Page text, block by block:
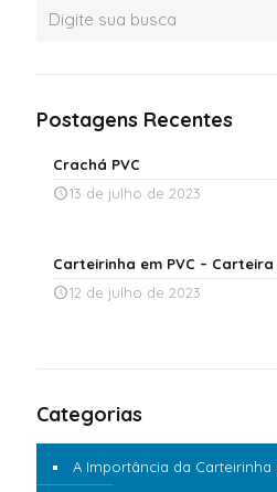
Postagens Recentes
Crachá PVC
13 de julho de 2023
Carteirinha em PVC –
12 de julho de 2023
Categorias
A Importância da Carteirinha